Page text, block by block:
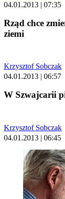
04.01.2013 | 07:35
Rząd chce
ziemi
Krzysztof Sobczak
04.01.2013 | 06:57
W Szwajcarii
Krzysztof Sobczak
04.01.2013 | 06:45